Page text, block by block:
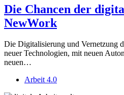
Die Chancen der
NewWork
Die Digitalisierung und Vernetzung
neuer Technologien, mit neuen
neuen…
Arbeit 4.0